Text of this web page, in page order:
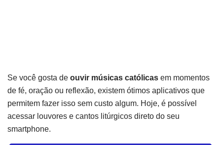
Se você gosta de ouvir músicas católicas em momentos
de fé, oração ou reflexão, existem ótimos aplicativos que
permitem fazer isso sem custo algum. Hoje, é possível
acessar louvores e cantos litúrgicos direto do seu
smartphone.